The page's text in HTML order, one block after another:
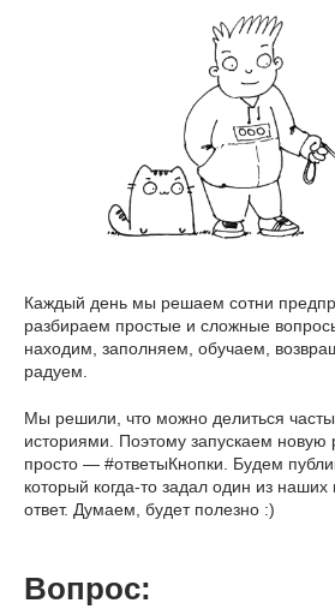
Каждый день мы решаем сотни
разбираем простые и сложные
находим, заполняем, обучаем,
радуем.
Мы решили, что можно делиться
историями. Поэтому запускаем новую
просто — #ответыКнопки. Будем
который когда-то задал один из
ответ. Думаем, будет полезно :)
Вопрос: